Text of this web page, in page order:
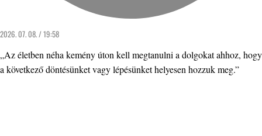
2026. 07. 08. / 19:58
„Az életben néha kemény úton kell megtanulni a dolgokat ahhoz, hogy
a következő döntésünket vagy lépésünket helyesen hozzuk meg.”